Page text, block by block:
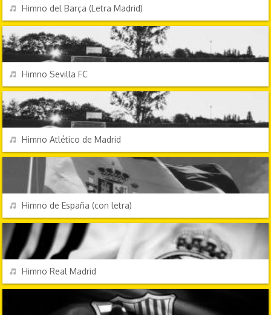
REPRODUCIR
Himno del Barça (Letra Madrid)
REPRODUCIR
Himno Sevilla FC
REPRODUCIR
Himno Atlético de Madrid
REPRODUCIR
Himno de España (con letra)
REPRODUCIR
Himno Real Madrid